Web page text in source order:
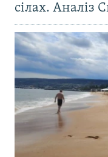
сілах. Аналіз